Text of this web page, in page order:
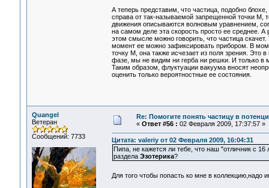
А теперь представим, что частица, подобно
справа от так-называемой запрещенной точки М,
движения описываются волновым уравнением,
на самом деле эта скорость просто ее среднее. А
этом смысле можно говорить, что частица
момент ее можно зафиксировать прибором. В
точку М, она также исчезает из поля зрения. Это
фазе, мы не видим ни герба ни решки. И только в
Таким образом, флуктуации вакуума вносят
оценить только вероятностные ее состояния.
Quangel
Ветеран
Сообщений: 7733
Re: Помогите понять частицу в
« Ответ #56 : 02 Февраля 2009, 17:37:57 »
Цитата: valeriy от 02 Февраля 2009, 16:04:31
Пипа, не кажется ли тебе, что наш "отличник с
раздела Эзотерика?
Для того чтобы попасть ко мне в